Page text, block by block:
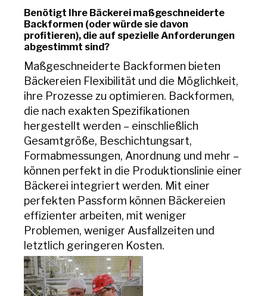
Benötigt Ihre Bäckerei maßgeschneiderte
Backformen (oder würde sie davon
profitieren), die auf spezielle Anforderungen
abgestimmt sind?
Maßgeschneiderte Backformen bieten
Bäckereien Flexibilität und die Möglichkeit,
ihre Prozesse zu optimieren. Backformen,
die nach exakten Spezifikationen
hergestellt werden – einschließlich
Gesamtgröße, Beschichtungsart,
Formabmessungen, Anordnung und mehr –
können perfekt in die Produktionslinie einer
Bäckerei integriert werden. Mit einer
perfekten Passform können Bäckereien
effizienter arbeiten, mit weniger
Problemen, weniger Ausfallzeiten und
letztlich geringeren Kosten.